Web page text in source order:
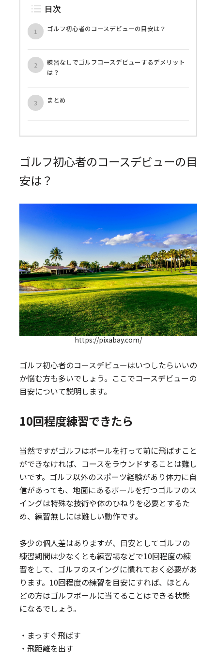
目次
ゴルフ初心者のコースデビューの目安は？
練習なしでゴルフコースデビューするデメリット
は？
まとめ
ゴルフ初心者のコースデビューの目
安は？
https://pixabay.com/
ゴルフ初心者のコースデビューはいつしたらいいの
か悩む方も多いでしょう。ここでコースデビューの
目安について説明します。
10回程度練習できたら
当然ですがゴルフはボールを打って前に飛ばすこと
ができなければ、コースをラウンドすることは難し
いです。ゴルフ以外のスポーツ経験があり体力に自
信があっても、地面にあるボールを打つゴルフのス
イングは特殊な技術や体のひねりを必要とするた
め、練習無しには難しい動作です。
多少の個人差はありますが、目安としてゴルフの
練習期間は少なくとも練習場などで10回程度の練
習をして、ゴルフのスイングに慣れておく必要があ
ります。10回程度の練習を目安にすれば、ほとん
どの方はゴルフボールに当てることはできる状態
になるでしょう。
・まっすぐ飛ばす
・飛距離を出す